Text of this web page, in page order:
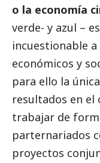
o la economía
verde- y azul –
incuestionable
económicos y
para ello la
resultados en el
trabajar de
parternariados
proyectos